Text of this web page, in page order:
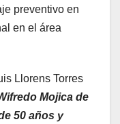
preventivo en
en el área
Llorens Torres
Mojica de
50 años y